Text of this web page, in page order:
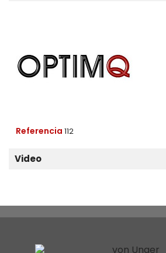
Referencia 112
Video